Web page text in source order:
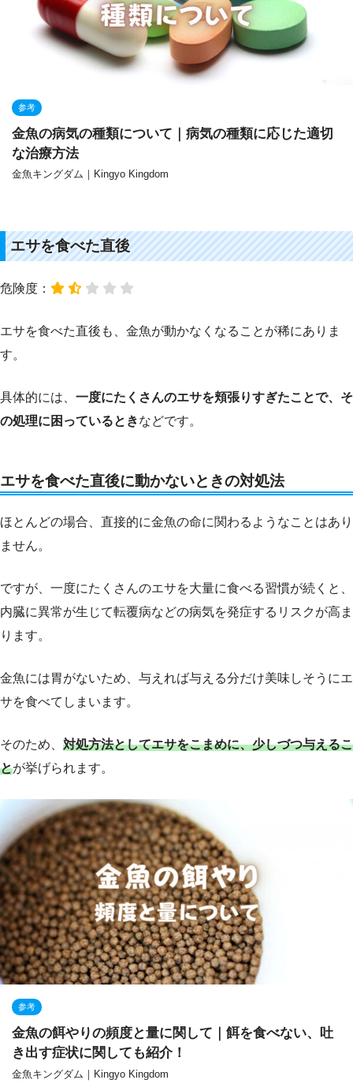
参考
金魚の病気の種類について｜病気の種類に応じた適切
な治療方法
金魚キングダム｜Kingyo Kingdom
エサを食べた直後
危険度：
エサを食べた直後も、金魚が動かなくなることが稀にありま
す。
具体的には、 一度にたくさんのエサを頬張りすぎたことで、そ
の処理に困っているときなどです。
エサを食べた直後に動かないときの対処法
ほとんどの場合、直接的に金魚の命に関わるようなことはあり
ません。
ですが、一度にたくさんのエサを大量に食べる習慣が続くと、
内臓に異常が生じて転覆病などの病気を発症するリスクが高ま
ります。
金魚には胃がないため、与えれば与える分だけ美味しそうにエ
サを食べてしまいます。
そのため、 対処方法としてエサをこまめに、少しづつ与えるこ
とが挙げられます。
参考
金魚の餌やりの頻度と量に関して｜餌を食べない、吐
き出す症状に関しても紹介！
金魚キングダム｜Kingyo Kingdom